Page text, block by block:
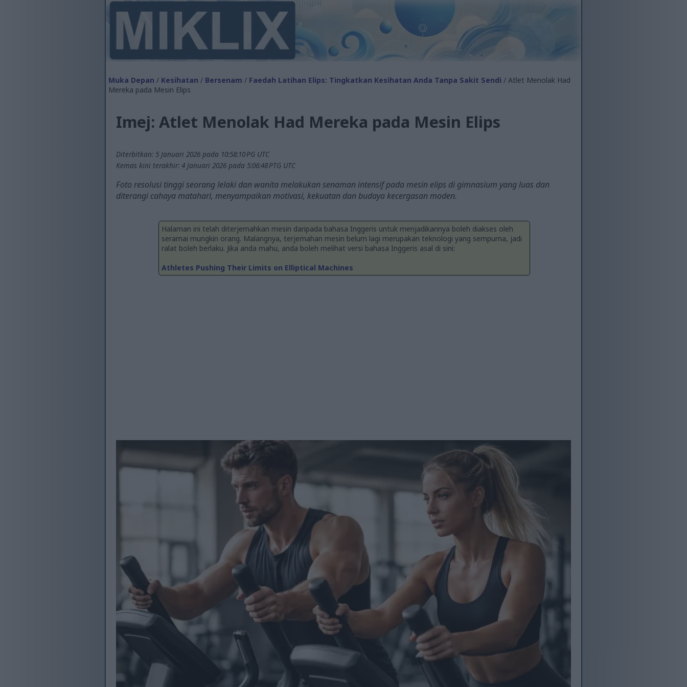
Muka Depan / Kesihatan / Bersenam / Faedah Latihan Elips: Tingkatkan Kesihatan Anda Tanpa Sakit Sendi / Atlet Menolak Had
Mereka pada Mesin Elips
Imej: Atlet Menolak Had Mereka pada Mesin Elips
Diterbitkan: 5 Januari 2026 pada 10:58:10 PG UTC
Kemas kini terakhir: 4 Januari 2026 pada 5:06:48 PTG UTC
Foto resolusi tinggi seorang lelaki dan wanita melakukan senaman intensif pada mesin elips di gimnasium yang luas dan
diterangi cahaya matahari, menyampaikan motivasi, kekuatan dan budaya kecergasan moden.
Halaman ini telah diterjemahkan mesin daripada bahasa Inggeris untuk menjadikannya boleh diakses oleh
seramai mungkin orang. Malangnya, terjemahan mesin belum lagi merupakan teknologi yang sempurna, jadi
ralat boleh berlaku. Jika anda mahu, anda boleh melihat versi bahasa Inggeris asal di sini:
Athletes Pushing Their Limits on Elliptical Machines